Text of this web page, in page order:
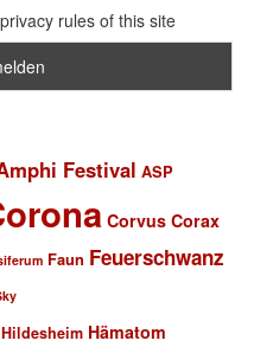
rules of this site
Festival ASP
Corvus Corax
Faun Feuerschwanz
Hildesheim Hämatom